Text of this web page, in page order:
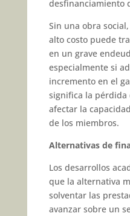
desfinanciamiento
Sin una obra
alto costo puede
en un grave
especialmente si
incremento en el
significa la pérdida
afectar la
de los miembros.
Alternativas de
Los desarrollos
que la alternativa
solventar las
avanzar sobre un